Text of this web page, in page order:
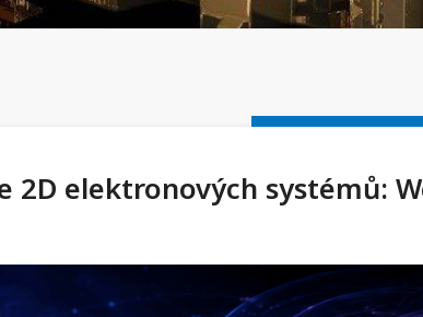
2D elektronových systémů: